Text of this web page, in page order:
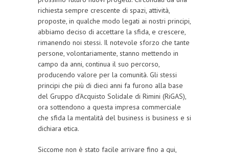
richiesta sempre crescente di spazi, attività,
proposte, in qualche modo legati ai nostri principi,
abbiamo deciso di accettare la sfida, e crescere,
rimanendo noi stessi. Il notevole sforzo che tante
persone, volontariamente, stanno mettendo in
campo da anni, continua il suo percorso,
producendo valore per la comunità. Gli stessi
principi che più di dieci anni fa furono alla base
del Gruppo d’Acquisto Solidale di Rimini (RiGAS),
ora sottendono a questa impresa commerciale
che sfida la mentalità del business is business e si
dichiara etica.
Siccome non è stato facile arrivare fino a qui,